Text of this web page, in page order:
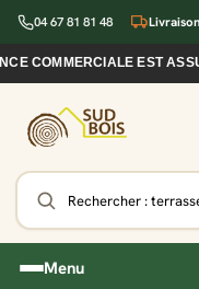
04 67 81 81 48
EST
Menu